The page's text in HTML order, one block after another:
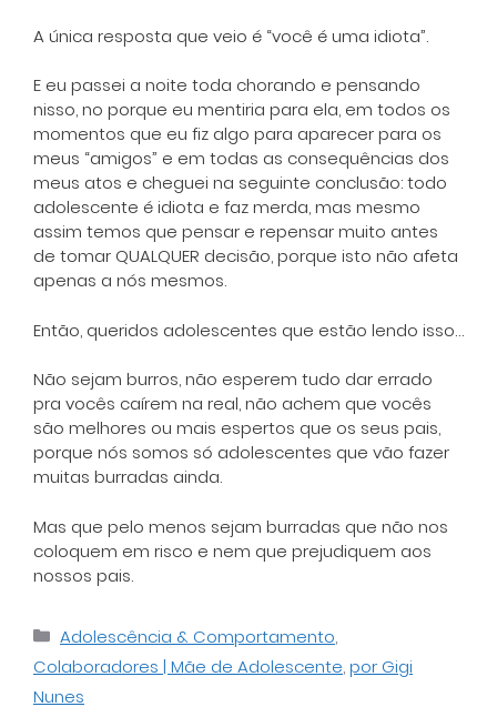
A única resposta que veio é “você é uma idiota”.
E eu passei a noite toda chorando e pensando
nisso, no porque eu mentiria para ela, em todos os
momentos que eu fiz algo para aparecer para os
meus “amigos” e em todas as consequências dos
meus atos e cheguei na seguinte conclusão: todo
adolescente é idiota e faz merda, mas mesmo
assim temos que pensar e repensar muito antes
de tomar QUALQUER decisão, porque isto não afeta
apenas a nós mesmos.
Então, queridos adolescentes que estão lendo isso…
Não sejam burros, não esperem tudo dar errado
pra vocês caírem na real, não achem que vocês
são melhores ou mais espertos que os seus pais,
porque nós somos só adolescentes que vão fazer
muitas burradas ainda.
Mas que pelo menos sejam burradas que não nos
coloquem em risco e nem que prejudiquem aos
nossos pais.
Categorias
Adolescência & Comportamento,
Colaboradores | Mãe de Adolescente,por Gigi
Nunes